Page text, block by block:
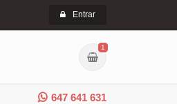
Entrar
1
647 641 631